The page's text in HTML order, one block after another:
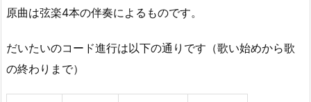
原曲は弦楽4本の伴奏によるものです。
だいたいのコード進行は以下の通りです（歌い始めから歌
の終わりまで）